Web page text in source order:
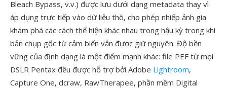
Bleach Bypass, v.v.) được lưu dưới dạng metadata thay vì
áp dụng trực tiếp vào dữ liệu thô, cho phép nhiếp ảnh gia
khám phá các cách thể hiện khác nhau trong hậu kỳ trong khi
bản chụp gốc từ cảm biến vẫn được giữ nguyên. Độ bền
vững của định dạng là một điểm mạnh khác: file PEF từ mọi
DSLR Pentax đều được hỗ trợ bởi Adobe Lightroom,
Capture One, dcraw, RawTherapee, phần mềm Digital